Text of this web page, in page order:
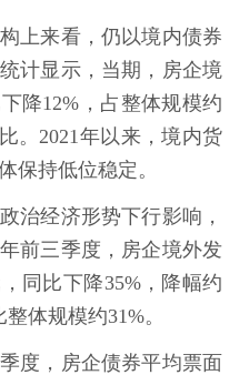
上来看，仍以境内债券
计显示，当期，房企境
降12%，占整体规模约
。2021年以来，境内货
保持低位稳定。
治经济形势下行影响，
前三季度，房企境外发
同比下降35%，降幅约
体规模约31%。
度，房企债券平均票面